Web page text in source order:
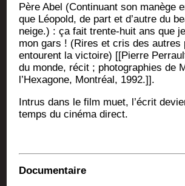
Père Abel (Conti­nuant son manège
que Léo­pold, de part et d’autre du
neige.) : ça fait trente-huit ans que
mon gars ! (Rires et cris des autres
entourent la vic­toire) [[Pierre
du monde, récit ; pho­to­gra­phies de
l’Hexagone, Mont­réal, 1992.]].
Intrus dans le film muet, l’écrit
temps du ciné­ma direct.
Docu­men­taire